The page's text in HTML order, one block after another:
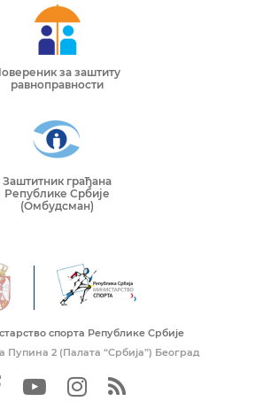
за заштиту
равноправности
Заштитник грађана
Републике Србије
(Омбудсман)
спорта Републике Србије
Пупина 2 (Палата “Србија”) Београд